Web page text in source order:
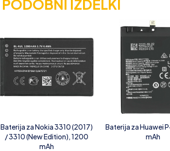
PODOBNI IZDELKI
Baterija za Nokia 3310 (2017)
/ 3310 (New Edition), 1200
mAh
Baterija za Huawei
mAh